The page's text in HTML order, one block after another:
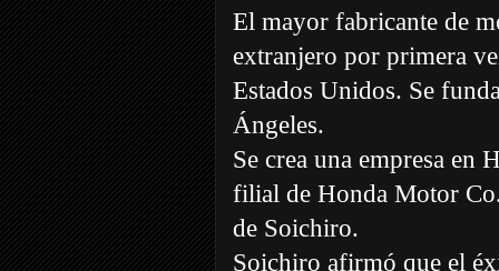
El mayor fabricante de
extranjero por primera
Estados Unidos. Se
Ángeles.
Se crea una empresa en
filial de Honda Motor
de Soichiro.
Soichiro afirmó que el